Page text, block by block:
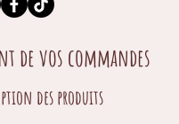
de vos commandes
des produits